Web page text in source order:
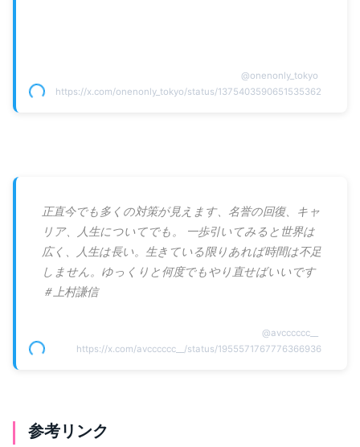
@onenonly_tokyo
https://x.com/onenonly_tokyo/status/1375403590651535362
正直今でも多くの対策が見えます、名誉の回復、キャ
リア、人生についてでも。 一歩引いてみると世界は
広く、人生は長い。生きている限りあれば時間は不足
しません。ゆっくりと何度でもやり直せばいいです
＃上村謙信
@avcccccc__
https://x.com/avcccccc__/status/1955571767776366936
参考リンク